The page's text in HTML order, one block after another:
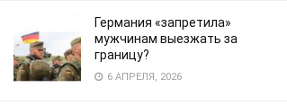
Германия «запретила»
мужчинам выезжать за
границу?
6 АПРЕЛЯ, 2026